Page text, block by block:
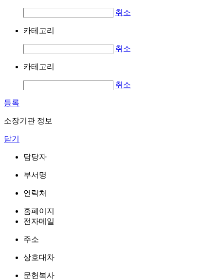
취소
카테고리
취소
카테고리
취소
등록
소장기관 정보
닫기
담당자
부서명
연락처
홈페이지
전자메일
주소
상호대차
문헌복사